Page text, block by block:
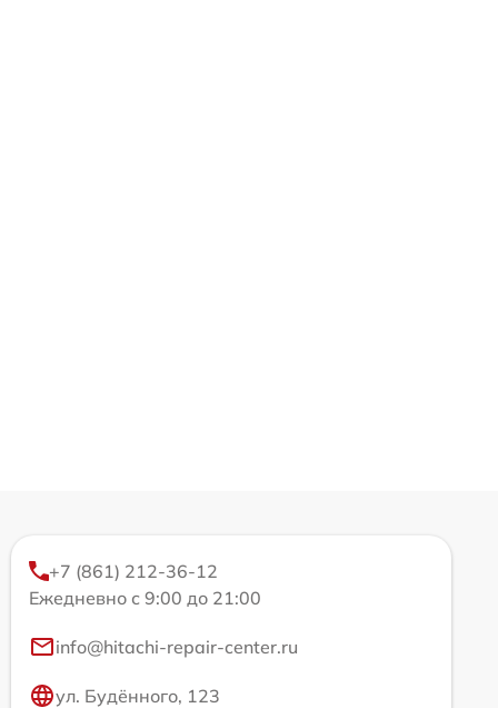
+7 (861) 212-36-12
Ежедневно с 9:00 до 21:00
info@hitachi-repair-center.ru
ул. Будённого, 123